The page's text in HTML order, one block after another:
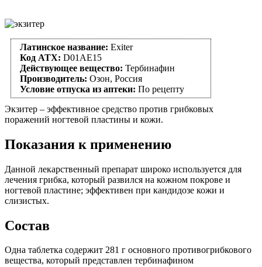
Латинское название: Exiter
Код АТХ: D01AE15
Действующее вещество: Тербинафин
Производитель: Озон, Россия
Условие отпуска из аптеки: По рецепту
Экзитер – эффективное средство против грибковых
поражений ногтевой пластины и кожи.
Показания к применению
Данной лекарственный препарат широко используется для
лечения грибка, который развился на кожном покрове и
ногтевой пластине; эффективен при кандидозе кожи и
слизистых.
Состав
Одна таблетка содержит 281 г основного противогрибкового
вещества, который представлен тербинафином